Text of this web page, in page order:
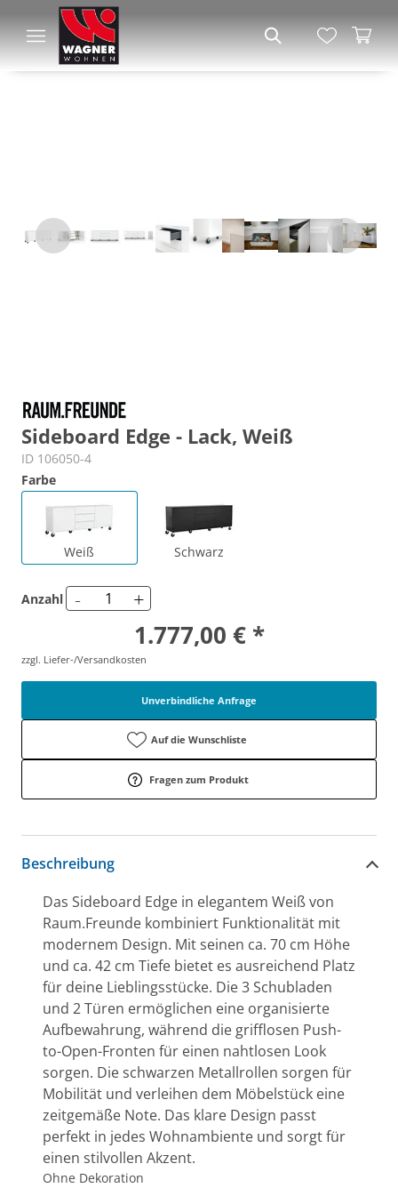
Sideboard Edge - Lack, Weiß
ID 106050-4
Farbe
Weiß Schwarz
Anzahl - +
1.777,00 € *
zzgl. Liefer-/Versandkosten
Unverbindliche Anfrage
Auf die Wunschliste
Fragen zum Produkt
Beschreibung
Das Sideboard Edge in elegantem Weiß von
Raum.Freunde kombiniert Funktionalität mit
modernem Design. Mit seinen ca. 70 cm Höhe
und ca. 42 cm Tiefe bietet es ausreichend Platz
für deine Lieblingsstücke. Die 3 Schubladen
und 2 Türen ermöglichen eine organisierte
Aufbewahrung, während die grifflosen Push-
to-Open-Fronten für einen nahtlosen Look
sorgen. Die schwarzen Metallrollen sorgen für
Mobilität und verleihen dem Möbelstück eine
zeitgemäße Note. Das klare Design passt
perfekt in jedes Wohnambiente und sorgt für
einen stilvollen Akzent.
Ohne Dekoration